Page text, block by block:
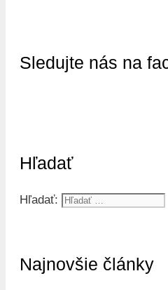
Sledujte nás na
Hľadať
Hľadať:
Najnovšie články